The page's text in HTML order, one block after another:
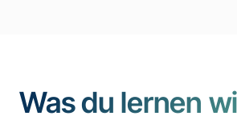
Was du lernen